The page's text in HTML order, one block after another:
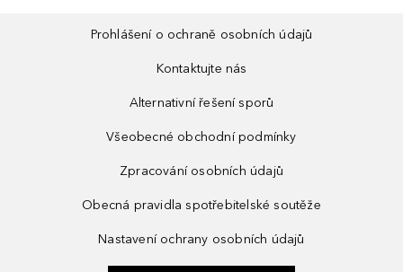
Prohlášení o ochraně osobních údajů
Kontaktujte nás
Alternativní řešení sporů
Všeobecné obchodní podmínky
Zpracování osobních údajů
Obecná pravidla spotřebitelské soutěže
Nastavení ochrany osobních údajů